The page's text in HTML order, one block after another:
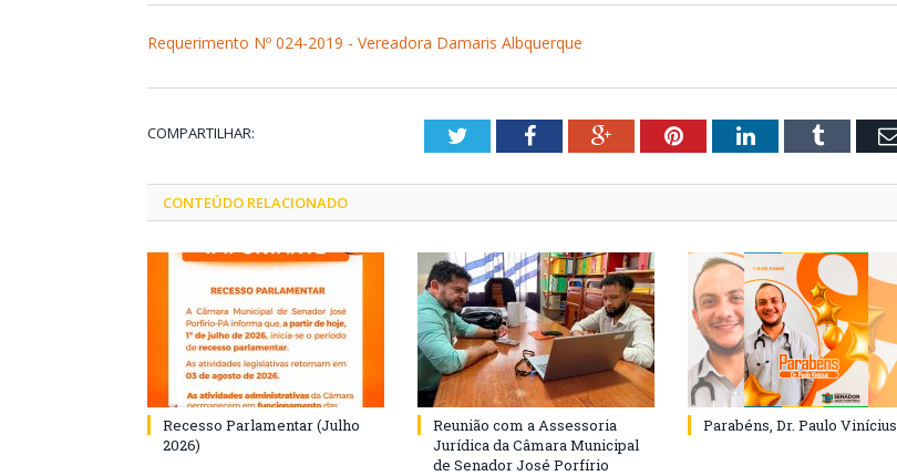
Requerimento Nº 024-2019 - Vereadora Damaris Albquerque
COMPARTILHAR: TwitterFacebookGoogle+PinterestLinkedInTumblr
CONTEÚDO RELACIONADO
Recesso Parlamentar (Julho
2026)
Reunião com a Assessoria
Jurídica da Câmara Municipal
de Senador José Porfírio
Parabéns, Dr. Paulo Vinícius